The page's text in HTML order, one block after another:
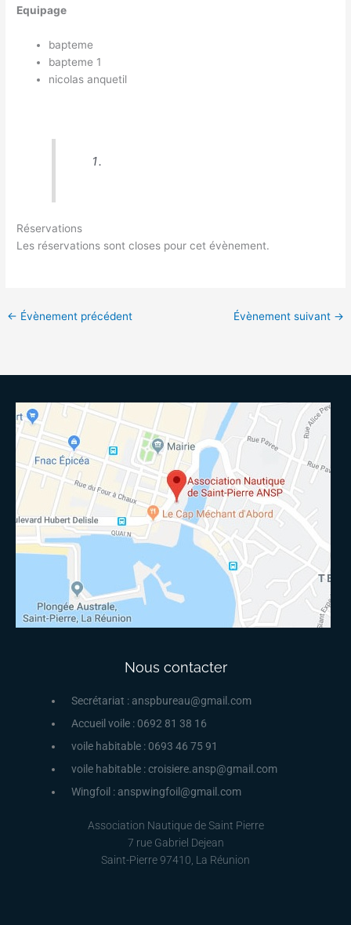
Equipage
bapteme
bapteme 1
nicolas anquetil
Réservations
Les réservations sont closes pour cet évènement.
← Évènement précédent Évènement suivant →
Nous contacter
Secrétariat : anspbureau@gmail.com
Accueil voile : 0692 81 38 16
voile habitable : 0693 46 75 91
voile habitable : croisiere.ansp@gmail.com
Wingfoil : anspwingfoil@gmail.com
Association Nautique de Saint Pierre
7 rue Gabriel Dejean
Saint-Pierre 97410, La Réunion